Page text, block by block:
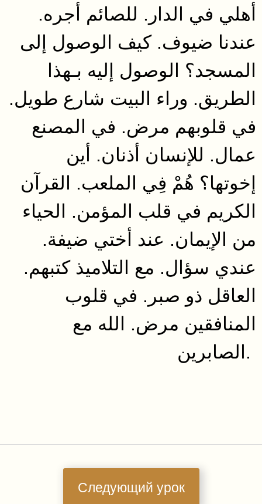
أهلي في الدار. للصائم أجره.
عندنا ضيوف. كيف الوصول إلى
المسجد؟ الوصول إليه بـهذا
الطريق. وراء البيت شارع طويل.
في قلوبهم مرض. في المصنع
عمال. للإنسان أذنان. أين
إخوتها؟ هُمْ فِي الملعب. القرآن
الكريم في قلب المؤمن. الحياء
من الإيمان. عند أختي ضيفة.
عندي سؤال. مع التلاميذ كتبهم.
العاقل ذو صبر. في قلوب
المنافقين مرض. الله مع
الصابرين.
Следующий урок